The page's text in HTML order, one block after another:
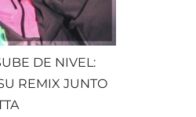
DE NIVEL:
REMIX JUNTO